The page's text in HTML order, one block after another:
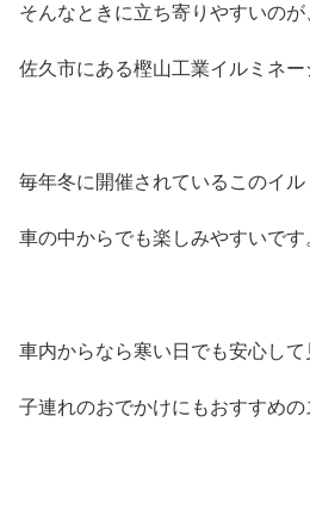
そんなときに立ち寄りやすいのが
佐久市にある樫山工業イルミネー
毎年冬に開催されているこのイル
車の中からでも楽しみやすいです
車内からなら寒い日でも安心して
子連れのおでかけにもおすすめの